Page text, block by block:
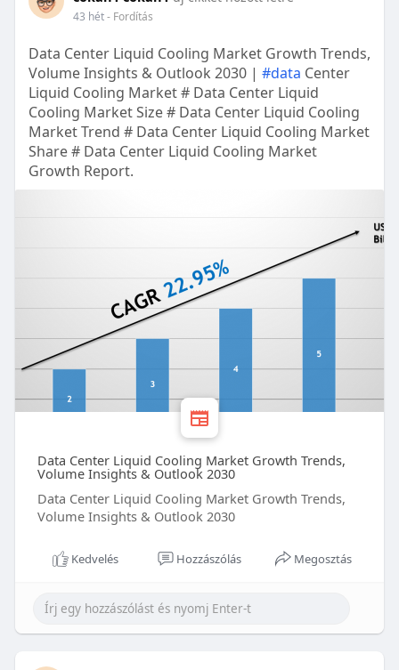
43 hét- Fordítás
Data Center Liquid Cooling Market Growth Trends,
Volume Insights & Outlook 2030 | #data Center
Liquid Cooling Market # Data Center Liquid
Cooling Market Size # Data Center Liquid Cooling
Market Trend # Data Center Liquid Cooling Market
Share # Data Center Liquid Cooling Market
Growth Report.
Data Center Liquid Cooling Market Growth Trends,
Volume Insights & Outlook 2030
Data Center Liquid Cooling Market Growth Trends,
Volume Insights & Outlook 2030
Kedvelés Hozzászólás Megosztás